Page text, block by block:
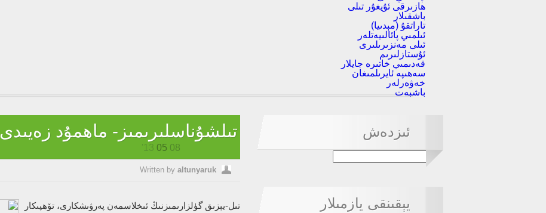
ھازىرقى ئۇيغۇر تىلى
باشقىلار
تاراتقۇ (مېدىيا)
ئىلمىي پائالىيەتلەر
ئىلى مەنزىرىلىرى
ئۇستازلىرىم
قەدىمىي خاتىرە جايلار
سەھىپە ئايرىلمىغان
خەۋەرلەر
باشبەت
تىلشۇناسلىرىمىز- ماھمۇد زەيىدى
08
05
13'
Written by altunyaruk
تىل-يېزىق گۈلزارىمىزنىڭ ئىخلاسمەن پەرۋىشكارى، تۆھپىكار
ئىزدەش
يېقىنقى يازمىلار